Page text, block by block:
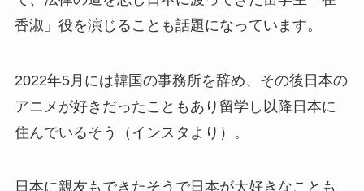
香淑」役を演じることも話題になっています。
2022年5月には韓国の事務所を辞め、その後日本の
アニメが好きだったこともあり留学し以降日本に
住んでいるそう（インスタより）。
日本に親友もできたそうで日本が大好きなことも